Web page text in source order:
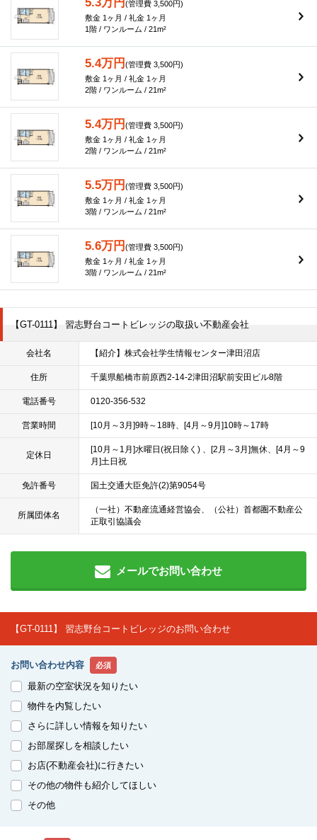
(管理費 3,500円)
敷金 1ヶ月 / 礼金 1ヶ月
1階 / ワンルーム / 21m²
5.4万円 (管理費 3,500円)
敷金 1ヶ月 / 礼金 1ヶ月
2階 / ワンルーム / 21m²
5.4万円 (管理費 3,500円)
敷金 1ヶ月 / 礼金 1ヶ月
2階 / ワンルーム / 21m²
5.5万円 (管理費 3,500円)
敷金 1ヶ月 / 礼金 1ヶ月
3階 / ワンルーム / 21m²
5.6万円 (管理費 3,500円)
敷金 1ヶ月 / 礼金 1ヶ月
3階 / ワンルーム / 21m²
【GT-0111】 習志野台コートビレッジの取扱い不動産会社
会社名 【紹介】株式会社学生情報センター津田沼店
住所 千葉県船橋市前原西2-14-2津田沼駅前安田ビル8階
電話番号 0120-356-532
営業時間 [10月～3月]9時～18時、[4月～9月]10時～17時
定休日
[10月～1月]水曜日(祝日除く) 、[2月～3月]無休、[4月～9
月]土日祝
免許番号 国土交通大臣免許(2)第9054号
所属団体名
（一社）不動産流通経営協会、（公社）首都圏不動産公
正取引協議会
メールでお問い合わせ
【GT-0111】 習志野台コートビレッジのお問い合わせ
お問い合わせ内容 必須
最新の空室状況を知りたい
物件を内覧したい
さらに詳しい情報を知りたい
お部屋探しを相談したい
お店(不動産会社)に行きたい
その他の物件も紹介してほしい
その他